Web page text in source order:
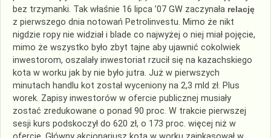
bez trzymanki. Tak właśnie 16 lipca ’07 GW zaczynała relację
z pierwszego dnia notowań Petrolinvestu. Mimo że nikt
nigdzie ropy nie widział i blade co najwyżej o niej miał pojęcie,
mimo że wszystko było zbyt tajne aby ujawnić cokolwiek
inwestorom, oszalały inwestoriat rzucił się na kazachskiego
kota w worku jak by nie było jutra. Już w pierwszych
minutach handlu kot został wyceniony na 2,3 mld zł. Plus
worek. Zapisy inwestorów w ofercie publicznej musiały
zostać zredukowane o ponad 90 proc. W trakcie pierwszej
sesji kurs podskoczył do 620 zł, o 173 proc. więcej niż w